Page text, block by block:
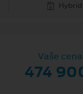
Hybrid
Vaše
474